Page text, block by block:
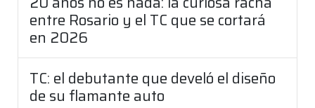
entre Rosario y el TC que se cortará
en 2026
TC: el debutante que develó el diseño
de su flamante auto